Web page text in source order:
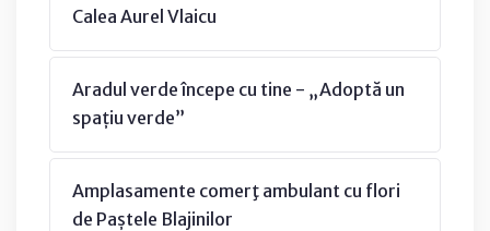
Calea Aurel Vlaicu
Aradul verde începe cu tine - „Adoptă un
spațiu verde”
Amplasamente comerţ ambulant cu flori
de Paștele Blajinilor